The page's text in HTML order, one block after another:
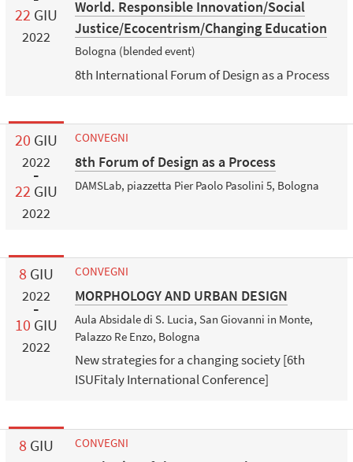
22 GIU
2022
World. Responsible Innovation/Social
Justice/Ecocentrism/Changing Education
Bologna (blended event)
8th International Forum of Design as a Process
20 GIU
2022
22 GIU
2022
CONVEGNI
8th Forum of Design as a Process
DAMSLab, piazzetta Pier Paolo Pasolini 5, Bologna
8 GIU
2022
10 GIU
2022
CONVEGNI
MORPHOLOGY AND URBAN DESIGN
Aula Absidale di S. Lucia, San Giovanni in Monte,
Palazzo Re Enzo, Bologna
New strategies for a changing society [6th
ISUFitaly International Conference]
8 GIU CONVEGNI